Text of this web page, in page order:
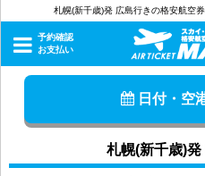
札幌(新千歳)発 広島行きの格安航空
予約確認
お支払い
日付・空
札幌(新千歳)